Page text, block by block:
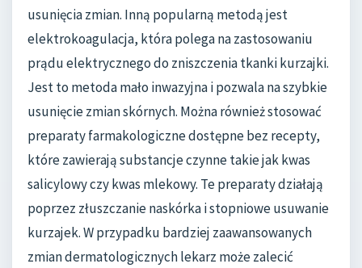
usunięcia zmian. Inną popularną metodą jest
elektrokoagulacja, która polega na zastosowaniu
prądu elektrycznego do zniszczenia tkanki kurzajki.
Jest to metoda mało inwazyjna i pozwala na szybkie
usunięcie zmian skórnych. Można również stosować
preparaty farmakologiczne dostępne bez recepty,
które zawierają substancje czynne takie jak kwas
salicylowy czy kwas mlekowy. Te preparaty działają
poprzez złuszczanie naskórka i stopniowe usuwanie
kurzajek. W przypadku bardziej zaawansowanych
zmian dermatologicznych lekarz może zalecić